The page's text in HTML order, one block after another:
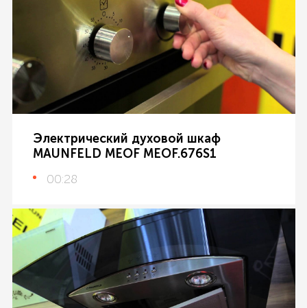
Электрический духовой шкаф
MAUNFELD MEOF MEOF.676S1
00:28